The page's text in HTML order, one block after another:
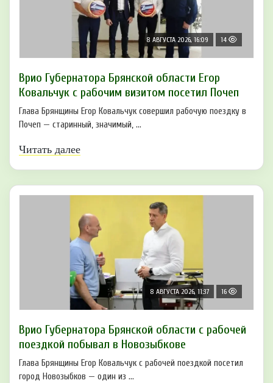
8 АВГУСТА 2026, 16:09 14
Врио Губернатора Брянской области Егор
Ковальчук с рабочим визитом посетил Почеп
Глава Брянщины Егор Ковальчук совершил рабочую поездку в
Почеп — старинный, значимый, ...
Читать далее
8 АВГУСТА 2026, 11:37 16
Врио Губернатора Брянской области с рабочей
поездкой побывал в Новозыбкове
Глава Брянщины Егор Ковальчук с рабочей поездкой посетил
город Новозыбков — один из ...